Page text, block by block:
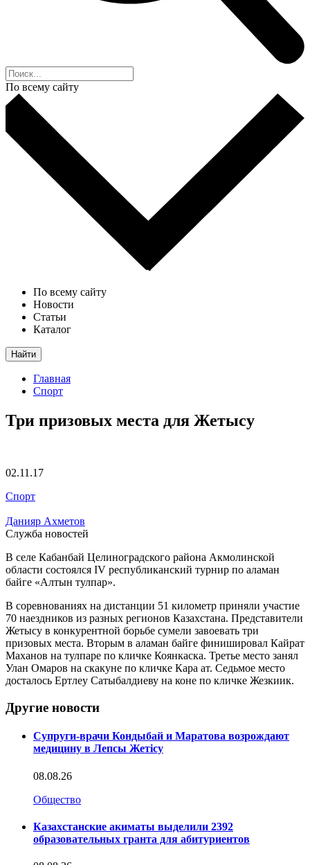
По всему сайту
По всему сайту
Новости
Статьи
Каталог
Найти
Главная
Спорт
Три призовых места для Жетысу
02.11.17
Спорт
Данияр Ахметов
Служба новостей
В селе Кабанбай Целиноградского района Акмолинской
области состоялся IV республиканский турнир по аламан
байге «Алтын тулпар».
В соревнованиях на дистанции 51 километр приняли участие
70 наездников из разных регионов Казахстана. Представители
Жетысу в конкурентной борьбе сумели завоевать три
призовых места. Вторым в аламан байге финишировал Кайрат
Маханов на тулпаре по кличке Коянкаска. Третье место занял
Улан Омаров на скакуне по кличке Кара ат. Седьмое место
досталось Ертлеу Сатыбалдиеву на коне по кличке Жезкиик.
Другие новости
Супруги-врачи Кондыбай и Маратова возрождают
медицину в Лепсы Жетісу
08.08.26
Общество
Казахстанские акиматы выделили 2392
образовательных гранта для абитуриентов